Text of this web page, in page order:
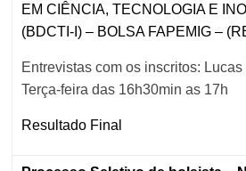
EM CIÊNCIA, TECNOLOGIA E
(BDCTI-I) – BOLSA FAPEMIG –
Entrevistas com os inscritos:
Terça-feira das 16h30min as 17h
Resultado Final